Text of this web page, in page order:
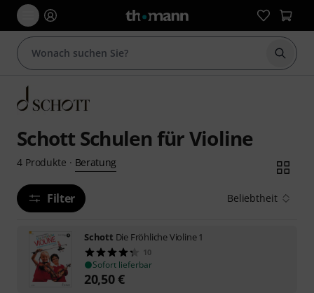
Suche
Schott Schulen für Violine
4 Produkte · Beratung
Filter Beliebtheit
Schott Die Fröhliche Violine 1
10
Sofort lieferbar
20,50€